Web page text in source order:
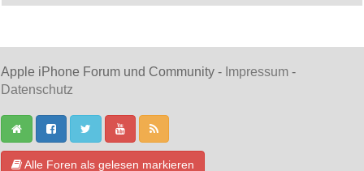
Apple iPhone Forum und Community - Impressum -
Datenschutz
Alle Foren als gelesen markieren